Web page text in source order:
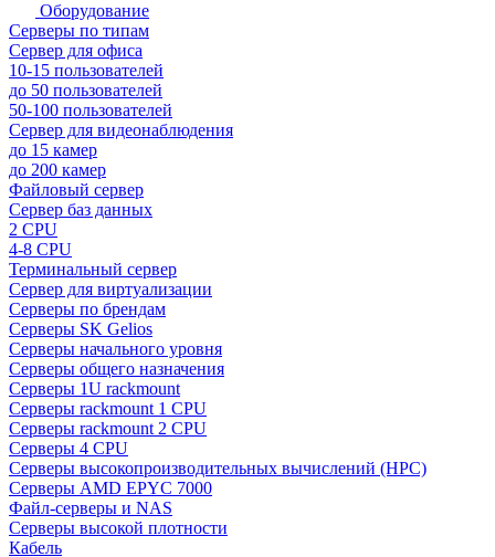
Оборудование
Серверы по типам
Сервер для офиса
10-15 пользователей
до 50 пользователей
50-100 пользователей
Сервер для видеонаблюдения
до 15 камер
до 200 камер
Файловый сервер
Сервер баз данных
2 CPU
4-8 CPU
Терминальный сервер
Сервер для виртуализации
Серверы по брендам
Серверы SK Gelios
Серверы начального уровня
Серверы общего назначения
Серверы 1U rackmount
Серверы rackmount 1 CPU
Серверы rackmount 2 CPU
Серверы 4 CPU
Серверы высокопроизводительных вычислений (HPC)
Серверы AMD EPYC 7000
Файл-серверы и NAS
Серверы высокой плотности
Кабель